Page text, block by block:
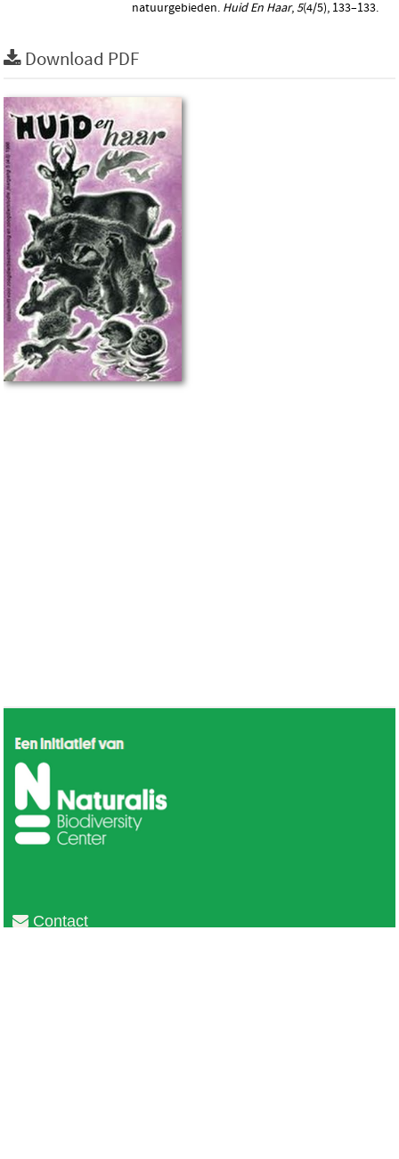
natuurgebieden. Huid En Haar,5(4/5), 133–133.
Download PDF
Contact